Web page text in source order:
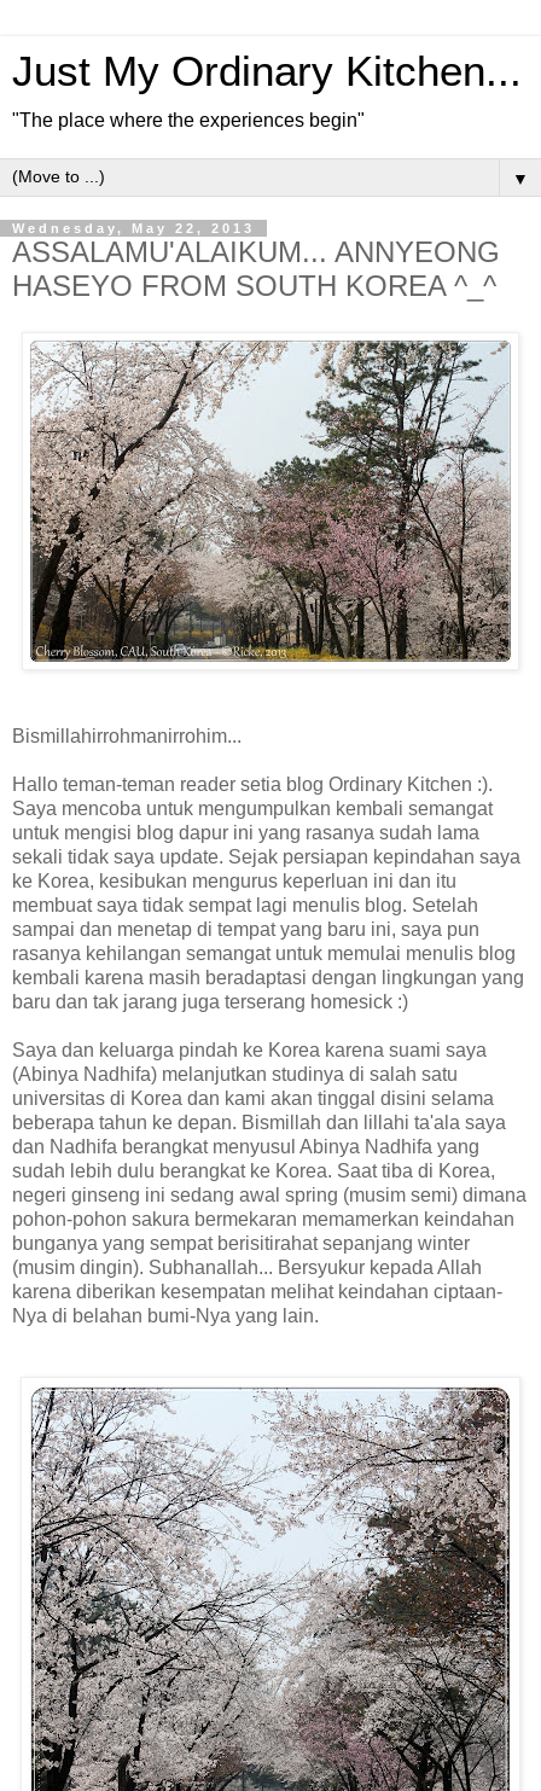
Just My Ordinary Kitchen...
"The place where the experiences begin"
▼
Wednesday, May 22, 2013
ASSALAMU'ALAIKUM... ANNYEONG
HASEYO FROM SOUTH KOREA ^_^
Bismillahirrohmanirrohim...
Hallo teman-teman reader setia blog Ordinary Kitchen :).
Saya mencoba untuk mengumpulkan kembali semangat
untuk mengisi blog dapur ini yang rasanya sudah lama
sekali tidak saya update. Sejak persiapan kepindahan saya
ke Korea, kesibukan mengurus keperluan ini dan itu
membuat saya tidak sempat lagi menulis blog. Setelah
sampai dan menetap di tempat yang baru ini, saya pun
rasanya kehilangan semangat untuk memulai menulis blog
kembali karena masih beradaptasi dengan lingkungan yang
baru dan tak jarang juga terserang homesick :)
Saya dan keluarga pindah ke Korea karena suami saya
(Abinya Nadhifa) melanjutkan studinya di salah satu
universitas di Korea dan kami akan tinggal disini selama
beberapa tahun ke depan. Bismillah dan lillahi ta'ala saya
dan Nadhifa berangkat menyusul Abinya Nadhifa yang
sudah lebih dulu berangkat ke Korea. Saat tiba di Korea,
negeri ginseng ini sedang awal spring (musim semi) dimana
pohon-pohon sakura bermekaran memamerkan keindahan
bunganya yang sempat berisitirahat sepanjang winter
(musim dingin). Subhanallah... Bersyukur kepada Allah
karena diberikan kesempatan melihat keindahan ciptaan-
Nya di belahan bumi-Nya yang lain.